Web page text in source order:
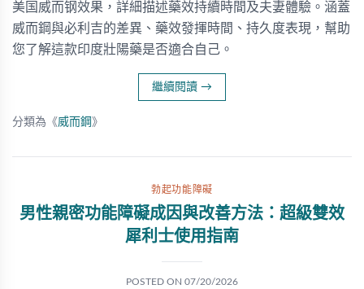
美国威而钢效果，詳細描述藥效持續時間及夫妻體驗。涵蓋
威而鋼與必利吉的差異、藥效發揮時間、持久度表現，幫助
您了解這款印度壯陽藥是否適合自己。
繼續閱讀 →
分類為《威而鋼 》
勃起功能障礙
男性親密功能障礙成因與改善方法：超級雙效
犀利士使用指南
POSTED ON 07/20/2026